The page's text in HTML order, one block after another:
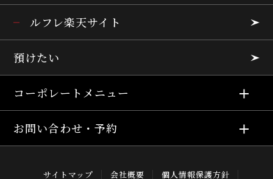
ルフレ楽天サイト
預けたい
コーポレートメニュー
お問い合わせ・予約
サイトマップ 会社概要 個人情報保護方針